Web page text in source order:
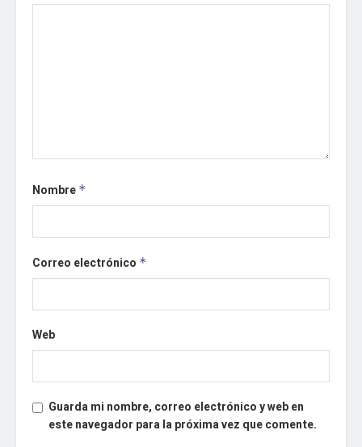
Nombre *
Correo electrónico *
Web
Guarda mi nombre, correo electrónico y web en
este navegador para la próxima vez que comente.